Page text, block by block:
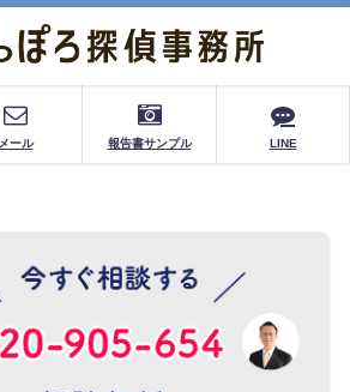
メール 報告書サンプル LINE